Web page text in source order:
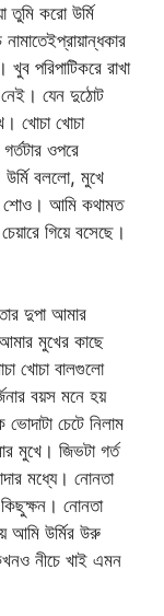
করো উর্মি
পরিপাটিকরে রাখা
নেই। যেন দুঠোট
খোচা খোচা
ওপরে
বললো, মুখে
শোও। আমি কথামত
গিয়ে বসেছে।
দুপা আমার
মুখের কাছে
খোচা বালগুলো
বয়স মনে হয়
চেটে নিলাম
মুখে। জিভটা গর্ত
মধ্যে। নোনতা
নোনতা
আমি উর্মির উরু
নীচে খাই এমন